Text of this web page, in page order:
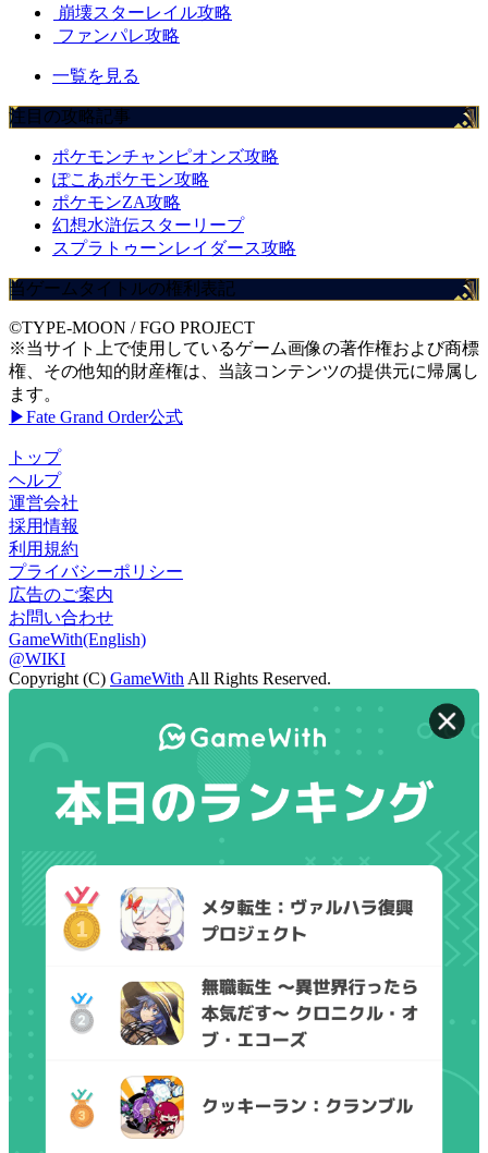
崩壊スターレイル攻略
ファンパレ攻略
一覧を見る
注目の攻略記事
ポケモンチャンピオンズ攻略
ぽこあポケモン攻略
ポケモンZA攻略
幻想水滸伝スターリープ
スプラトゥーンレイダース攻略
当ゲームタイトルの権利表記
©TYPE-MOON / FGO PROJECT
※当サイト上で使用しているゲーム画像の著作権および商標
権、その他知的財産権は、当該コンテンツの提供元に帰属し
ます。
▶Fate Grand Order公式
トップ
ヘルプ
運営会社
採用情報
利用規約
プライバシーポリシー
広告のご案内
お問い合わせ
GameWith(English)
@WIKI
Copyright (C) GameWith All Rights Reserved.